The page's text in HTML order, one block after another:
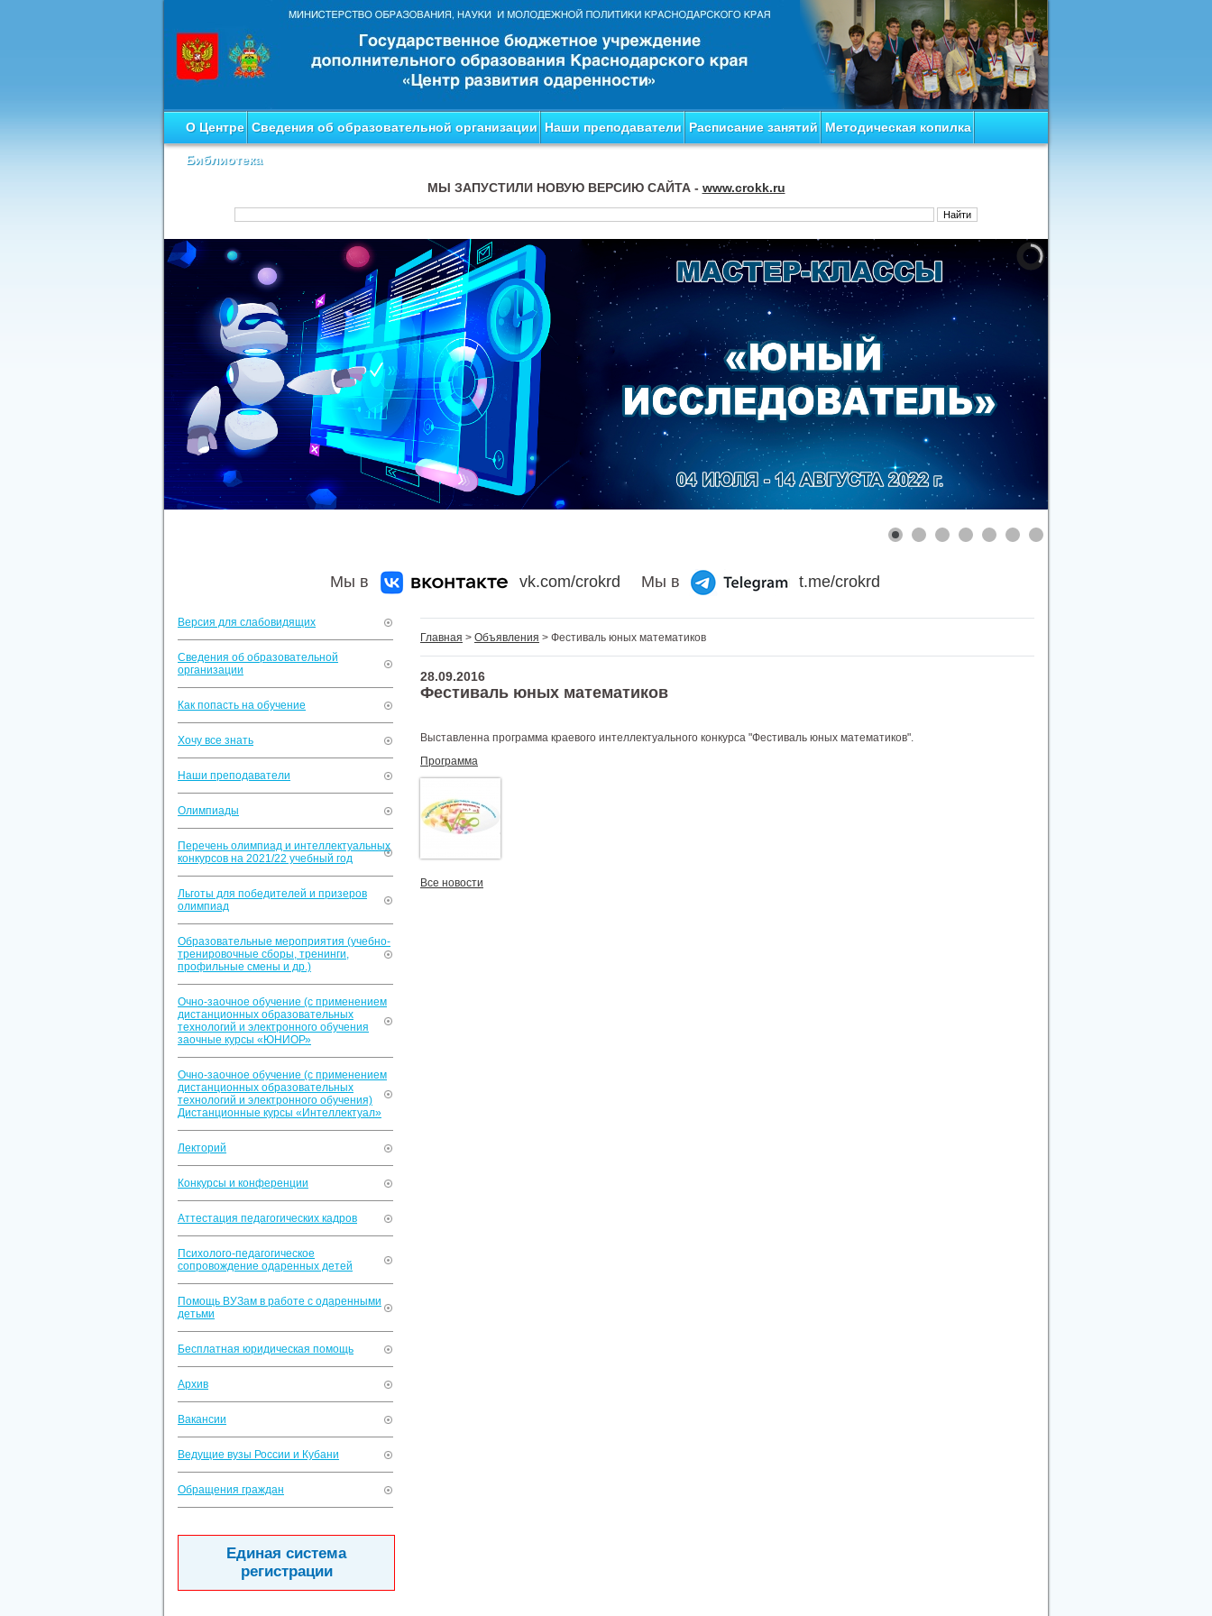
О Центре Сведения об образовательной организации Наши преподаватели Расписание занятий Методическая копилка
Библиотека
МЫ ЗАПУСТИЛИ НОВУЮ ВЕРСИЮ САЙТА - www.crokk.ru
Мы в vk.com/crokrd Мы в t.me/crokrd
Версия для слабовидящих
Сведения об образовательной
организации
Как попасть на обучение
Хочу все знать
Наши преподаватели
Олимпиады
Перечень олимпиад и интеллектуальных
конкурсов на 2021/22 учебный год
Льготы для победителей и призеров
олимпиад
Образовательные мероприятия (учебно-
тренировочные сборы, тренинги,
профильные смены и др.)
Очно-заочное обучение (с применением
дистанционных образовательных
технологий и электронного обучения
заочные курсы «ЮНИОР»
Очно-заочное обучение (с применением
дистанционных образовательных
технологий и электронного обучения)
Дистанционные курсы «Интеллектуал»
Лекторий
Конкурсы и конференции
Аттестация педагогических кадров
Психолого-педагогическое
сопровождение одаренных детей
Помощь ВУЗам в работе с одаренными
детьми
Бесплатная юридическая помощь
Архив
Вакансии
Ведущие вузы России и Кубани
Обращения граждан
Единая система
регистрации
Главная > Объявления > Фестиваль юных математиков
28.09.2016
Фестиваль юных математиков
Выставленна программа краевого интеллектуального конкурса "Фестиваль юных математиков".
Программа
Все новости